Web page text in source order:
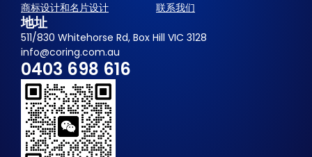
商标设计和名片设计 联系我们
地址
511/830 Whitehorse Rd, Box Hill VIC 3128
info@coring.com.au
0403 698 616